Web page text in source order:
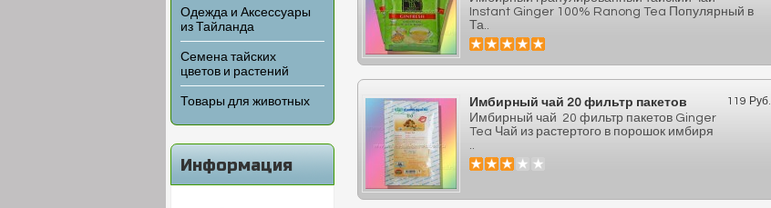
Одежда и Аксессуары
из Тайланда
Семена тайских
цветов и растений
Товары для животных
Информация
Instant Ginger 100% Ranong Tea Популярный в
Та..
119 Руб.
Имбирный чай 20 фильтр пакетов
Имбирный чай 20 фильтр пакетов Ginger
Tea Чай из растертого в порошок имбиря
..